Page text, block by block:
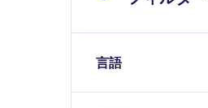
言語